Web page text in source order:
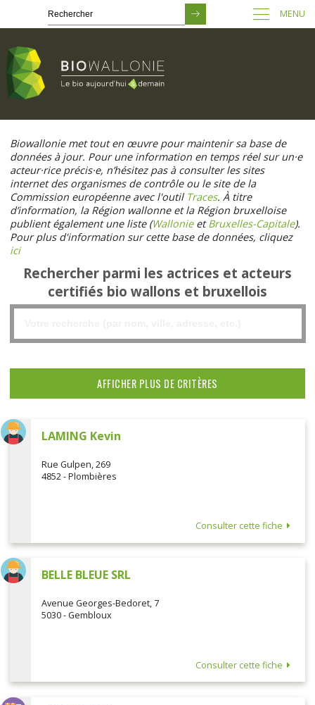
contenu
principal
MENU
Biowallonie met tout en œuvre pour maintenir sa base de
données à jour. Pour une information en temps réel sur un·e
acteur·rice précis·e, n’hésitez pas à consulter les sites
internet des organismes de contrôle ou le site de la
Commission européenne avec l'outil Traces. À titre
d’information, la Région wallonne et la Région bruxelloise
publient également une liste (WallonieetBruxelles-Capitale).
Pour plus d'information sur cette base de données, cliquez
ici
Rechercher parmi les actrices et acteurs
certifiés bio wallons et bruxellois
LAMING Kevin
Rue Gulpen, 269
4852 - Plombières
Consulter cette fiche
BELLE BLEUE SRL
Avenue Georges-Bedoret, 7
5030 - Gembloux
Consulter cette fiche
AFFICHER PLUS DE CRITÈRES